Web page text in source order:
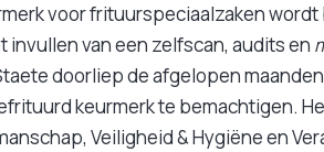
voor frituurspeciaalzaken
invullen van een zelfscan, audits en
doorliep de afgelopen
keurmerk te bemachtigen.
Veiligheid & Hygiëne en